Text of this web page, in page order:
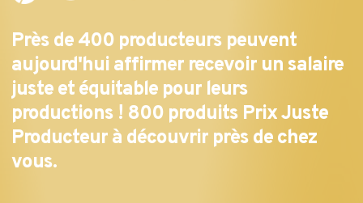
Près de 400 producteurs peuvent
aujourd'hui affirmer recevoir un salaire
juste et équitable pour leurs
productions ! 800 produits PrixJuste
Producteur à découvrir près de chez
vous.